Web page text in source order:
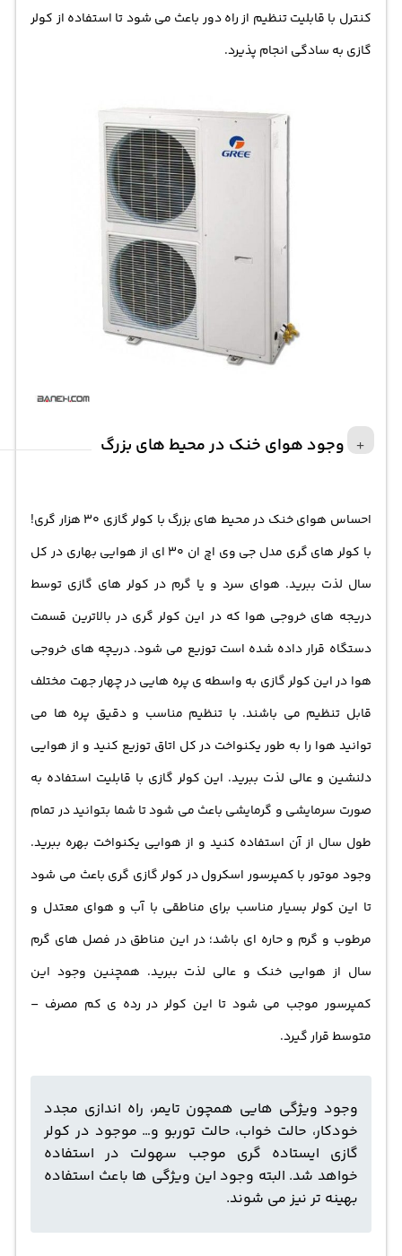
کنترل با قابلیت تنظیم از راه دور باعث می شود تا استفاده از کولر
گازی به سادگی انجام پذیرد.
وجود هوای خنک در محیط های بزرگ
احساس هوای خنک در محیط های بزرگ با کولر گازی 30 هزار گری!
با کولر های گری مدل جی وی اچ ان 30 ای از هوایی بهاری در کل
سال لذت ببرید. هوای سرد و یا گرم در کولر های گازی توسط
دریجه های خروجی هوا که در این کولر گری در بالاترین قسمت
دستگاه قرار داده شده است توزیع می شود. دریچه های خروجی
هوا در این کولر گازی به واسطه ی پره هایی در چهار جهت مختلف
قابل تنظیم می باشند. با تنظیم مناسب و دقیق پره ها می
توانید هوا را به طور یکنواخت در کل اتاق توزیع کنید و از هوایی
دلنشین و عالی لذت ببرید. این کولر گازی با قابلیت استفاده به
صورت سرمایشی و گرمایشی باعث می شود تا شما بتوانید در تمام
طول سال از آن استفاده کنید و از هوایی یکنواخت بهره ببرید.
وجود موتور با کمپرسور اسکرول در کولر گازی گری باعث می شود
تا این کولر بسیار مناسب برای مناطقی با آب و هوای معتدل و
مرطوب و گرم و حاره ای باشد؛ در این مناطق در فصل های گرم
سال از هوایی خنک و عالی لذت ببرید. همچنین وجود این
کمپرسور موجب می شود تا این کولر در رده ی کم مصرف –
متوسط قرار گیرد.
وجود ویژگی هایی همچون تایمر، راه اندازی مجدد
خودکار، حالت خواب، حالت توربو و… موجود در کولر
گازی ایستاده گری موجب سهولت در استفاده
خواهد شد. البته وجود این ویژگی ها باعث استفاده
بهینه تر نیز می شوند.